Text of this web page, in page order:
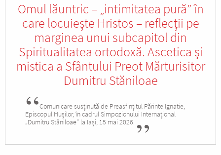
Omul lăuntric – „intimitatea pură” în
care locuieşte Hristos – reflecţii pe
marginea unui subcapitol din
Spiritualitatea ortodoxă. Ascetica şi
mistica a Sfântului Preot Mărturisitor
Dumitru Stăniloae
Comunicare susținută de Preasfințitul Părinte Ignatie,
Episcopul Hușilor, în cadrul Simpozionului Internațional
„Dumitru Stăniloae” la Iași, 15 mai 2026.